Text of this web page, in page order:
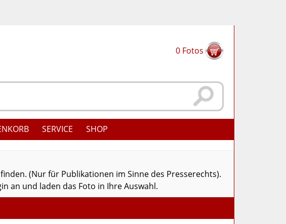
0 Fotos
SERVICE SHOP
(Nur für Publikationen im Sinne des Presserechts).
an und laden das Foto in Ihre Auswahl.